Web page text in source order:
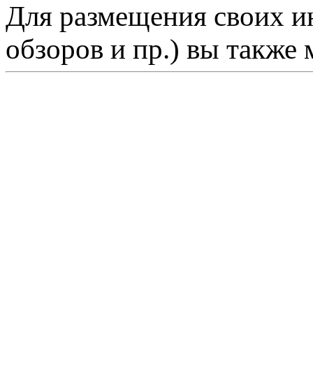
Для размещения своих
обзоров и пр.) вы также